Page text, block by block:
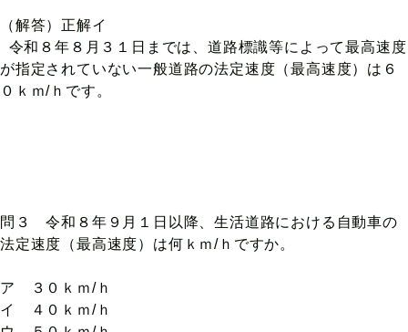
（解答）正解イ
令和８年８月３１日までは、道路標識等によって最高速度
が指定されていない一般道路の法定速度（最高速度）は６
０ｋｍ/ｈです。
問３ 令和８年９月１日以降、生活道路における自動車の
法定速度（最高速度）は何ｋｍ/ｈですか。
ア ３０ｋｍ/ｈ
イ ４０ｋｍ/ｈ